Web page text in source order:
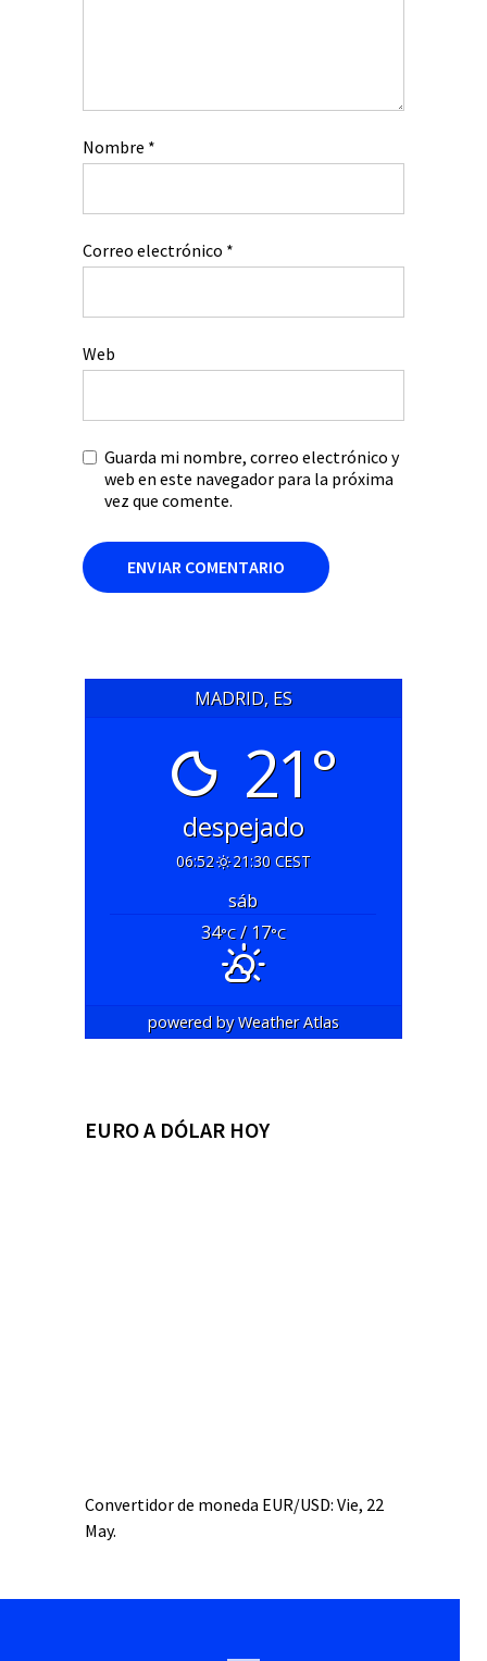
Nombre *
Correo electrónico *
Web
Guarda mi nombre, correo electrónico y
web en este navegador para la próxima
vez que comente.
MADRID, ES
21°
despejado
06:52 21:30 CEST
sáb
34°C/ 17°C
powered byWeather Atlas
EURO A DÓLAR HOY
Convertidor de moneda EUR/USD: Vie, 22
May.